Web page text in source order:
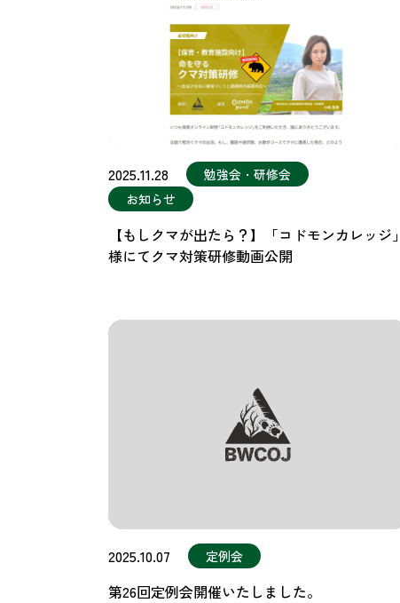
2025.11.28
勉強会・研修会
お知らせ
【もしクマが出たら？】「コドモンカレッジ」
様にてクマ対策研修動画公開
2025.10.07 定例会
第26回定例会開催いたしました。